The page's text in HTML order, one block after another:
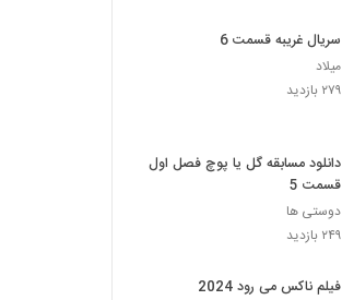
سریال غریبه قسمت 6
میلاد
۲۷۹ بازدید
دانلود مسابقه گل یا پوچ فصل اول
قسمت 5
دوستی ها
۲۴۹ بازدید
فیلم ناکس می رود 2024